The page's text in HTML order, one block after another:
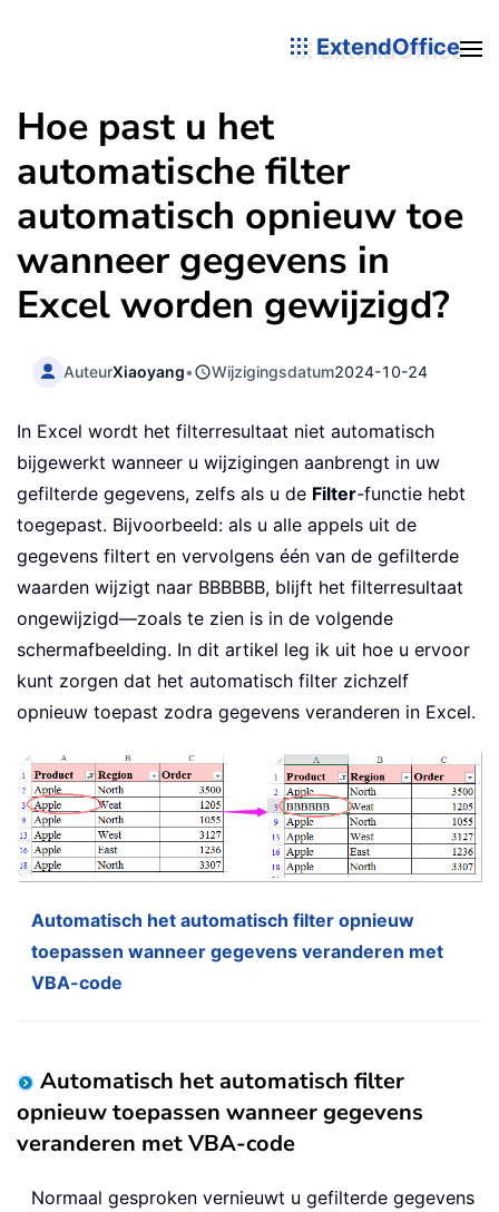
ExtendOffice
Hoe past u het
automatische filter
automatisch opnieuw toe
wanneer gegevens in
Excel worden gewijzigd?
AuteurXiaoyang• Wijzigingsdatum2024-10-24
In Excel wordt het filterresultaat niet automatisch
bijgewerkt wanneer u wijzigingen aanbrengt in uw
gefilterde gegevens, zelfs als u de Filter-functie hebt
toegepast. Bijvoorbeeld: als u alle appels uit de
gegevens filtert en vervolgens één van de gefilterde
waarden wijzigt naar BBBBBB, blijft het filterresultaat
ongewijzigd—zoals te zien is in de volgende
schermafbeelding. In dit artikel leg ik uit hoe u ervoor
kunt zorgen dat het automatisch filter zichzelf
opnieuw toepast zodra gegevens veranderen in Excel.
Automatisch het automatisch filter opnieuw
toepassen wanneer gegevens veranderen met
VBA-code
Automatisch het automatisch filter
opnieuw toepassen wanneer gegevens
veranderen met VBA-code
Normaal gesproken vernieuwt u gefilterde gegevens